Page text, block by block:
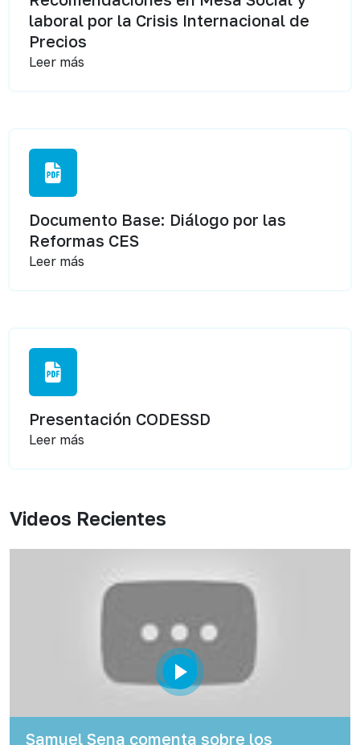
laboral por la Crisis Internacional de
Precios
Leer más
Documento Base: Diálogo por las
Reformas CES
Leer más
Presentación CODESSD
Leer más
Videos Recientes
Samuel Sena comenta sobre los